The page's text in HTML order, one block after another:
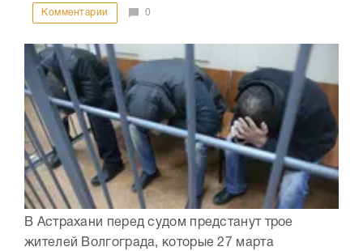
Комментарии 0
В Астрахани перед судом предстанут трое
жителей Волгограда, которые 27 марта